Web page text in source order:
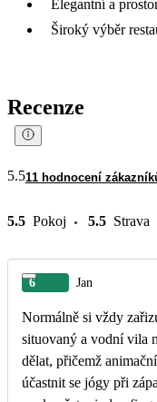
Elegantní a
Široký výběr
Recenze
5.511 hodnocení
5.5 Pokoj 5.5 Strava
6 Jan
Normálně si vždy
situovaný a vodní vila
dělat, přičemž
účastnit se jógy při